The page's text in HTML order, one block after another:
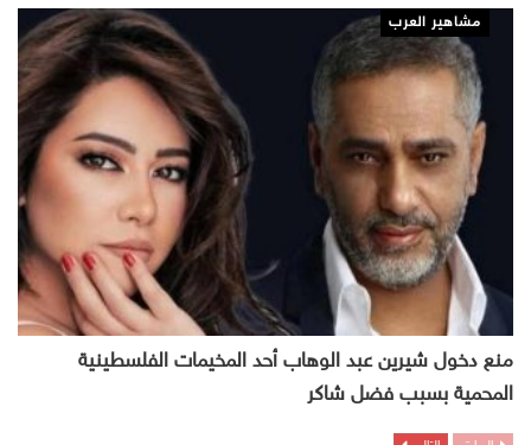
مشاهير العرب
منع دخول شيرين عبد الوهاب أحد المخيمات الفلسطينية
المحمية بسبب فضل شاكر